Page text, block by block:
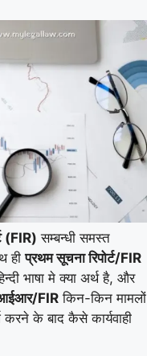
(FIR) सम्बन्धी समस्त
हीप्रथम सूचना रिपोर्ट/FIR
भाषा मे क्या अर्थ है, और
FIR किन-किन मामलों
करने के बाद कैसे कार्यवाही